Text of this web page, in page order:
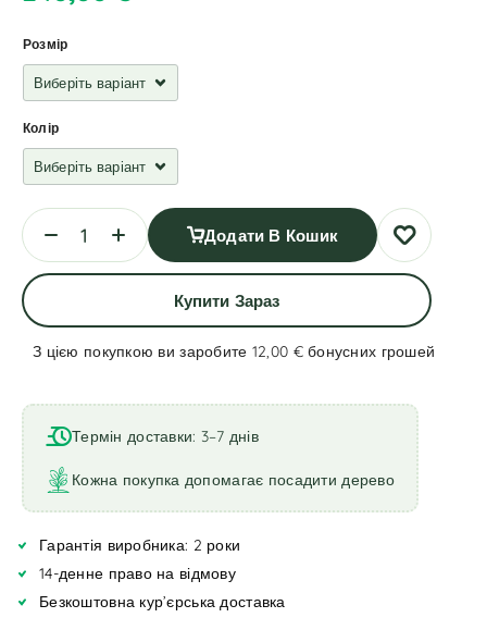
Розмір
Колір
Додати В Кошик
Купити Зараз
З цією покупкою ви заробите 12,00 €бонусних грошей
l
t
e
r
n
t
i
Термін доставки: 3–7 днів
Кожна покупка допомагає посадити дерево
Гарантія виробника: 2 роки
14-денне право на відмову
Безкоштовна кур’єрська доставка